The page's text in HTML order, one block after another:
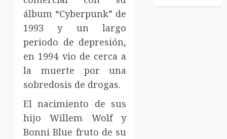
álbum “Cyberpunk” de
1993 y un largo
periodo de depresión,
en 1994 vio de cerca a
la muerte por una
sobredosis de drogas.
El nacimiento de sus
hijo Willem Wolf y
Bonni Blue fruto de su